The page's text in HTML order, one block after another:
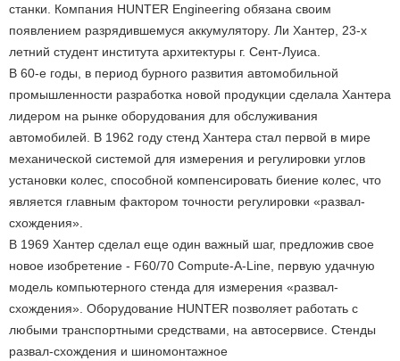
станки. Компания HUNTER Engineering обязана своим
появлением разрядившемуся аккумулятору. Ли Хантер, 23-х
летний студент института архитектуры г. Сент-Луиса.
В 60-е годы, в период бурного развития автомобильной
промышленности разработка новой продукции сделала Хантера
лидером на рынке оборудования для обслуживания
автомобилей. В 1962 году стенд Хантера стал первой в мире
механической системой для измерения и регулировки углов
установки колес, способной компенсировать биение колес, что
является главным фактором точности регулировки «развал-
схождения».
В 1969 Хантер сделал еще один важный шаг, предложив свое
новое изобретение - F60/70 Compute-A-Line, первую удачную
модель компьютерного стенда для измерения «развал-
схождения». Оборудование HUNTER позволяет работать с
любыми транспортными средствами, на автосервисе. Стенды
развал-схождения и шиномонтажное